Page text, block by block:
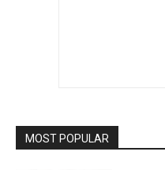
MOST POPULAR